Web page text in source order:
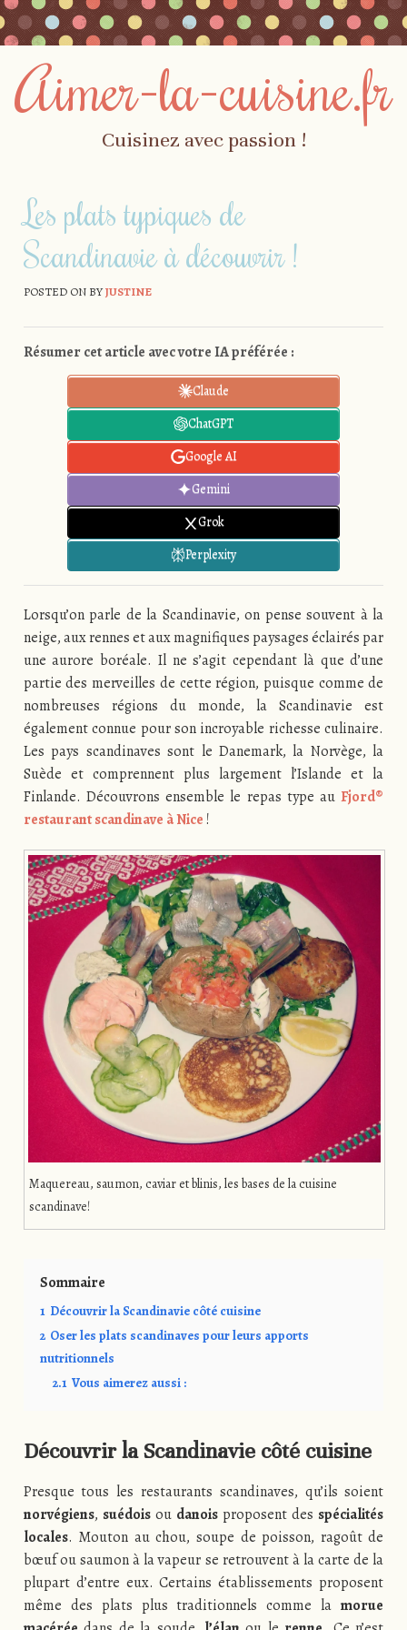
Aimer-la-cuisine.fr
Cuisinez avec passion !
MenuLes plats typiques de
Scandinavie à découvrir !
POSTED ON BYJUSTINE
Résumer cet article avec votre IA préférée :
Claude
ChatGPT
Google AI
Gemini
Grok
Perplexity
Lorsqu’on parle de la Scandinavie, on pense souvent à la
neige, aux rennes et aux magnifiques paysages éclairés par
une aurore boréale. Il ne s’agit cependant là que d’une
partie des merveilles de cette région, puisque comme de
nombreuses régions du monde, la Scandinavie est
également connue pour son incroyable richesse culinaire.
Les pays scandinaves sont le Danemark, la Norvège, la
Suède et comprennent plus largement l’Islande et la
Finlande. Découvrons ensemble le repas type auFjord®
restaurant scandinave à Nice!
Maquereau, saumon, caviar et blinis, les bases de la cuisine
scandinave!
Sommaire
1 Découvrir la Scandinavie côté cuisine
2 Oser les plats scandinaves pour leurs apports
nutritionnels
2.1 Vous aimerez aussi :
Découvrir laScandinaviecôté cuisine
Presque tous les restaurants scandinaves, qu’ils soient
norvégiens, suédoisou danois proposent des spécialités
locales. Mouton au chou, soupe de poisson, ragoût de
bœuf ou saumon à la vapeur se retrouvent à la carte de la
plupart d’entre eux. Certains établissements proposent
même des plats plus traditionnels comme lamorue